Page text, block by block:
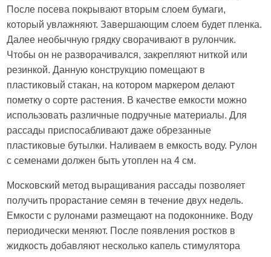
После посева покрывают вторым слоем бумаги,
который увлажняют. Завершающим слоем будет пленка.
Далее необычную грядку сворачивают в рулончик.
Чтобы он не разворачивался, закрепляют ниткой или
резинкой. Данную конструкцию помещают в
пластиковый стакан, на котором маркером делают
пометку о сорте растения. В качестве емкости можно
использовать различные подручные материалы. Для
рассады приспосабливают даже обрезанные
пластиковые бутылки. Наливаем в емкость воду. Рулон
с семенами должен быть утоплен на 4 см.
Московский метод выращивания рассады позволяет
получить прорастание семян в течение двух недель.
Емкости с рулонами размещают на подоконнике. Воду
периодически меняют. После появления ростков в
жидкость добавляют несколько капель стимулятора